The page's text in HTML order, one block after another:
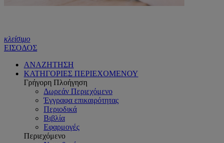
κλείσιμο
ΕΙΣΟΔΟΣ
ΑΝΑΖΗΤΗΣΗ
ΚΑΤΗΓΟΡΙΕΣ ΠΕΡΙΕΧΟΜΕΝΟΥ
Γρήγορη Πλοήγηση
Δωρεάν Περιεχόμενο
Έγγραφα επικαιρότητας
Περιοδικά
Βιβλία
Εφαρμογές
Περιεχόμενο